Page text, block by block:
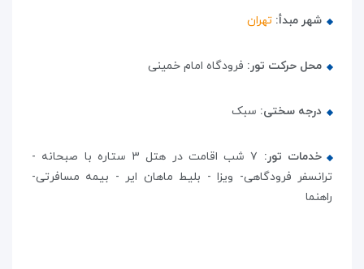
شهر مبدأ: تهران
محل حرکت تور: فرودگاه امام خمینی
درجه سختی: سبک
خدمات تور:
۷ شب اقامت در هتل ۳ ستاره با صبحانه -
ترانسفر فرودگاهی- ویزا - بلیط ماهان ایر - بیمه مسافرتی-
راهنما